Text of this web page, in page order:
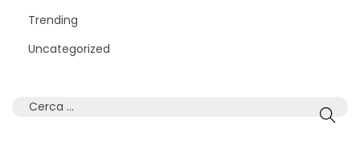
Trending
Uncategorized